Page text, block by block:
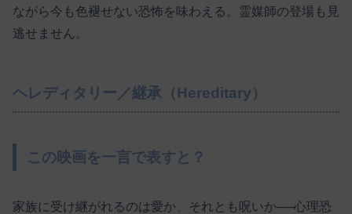
ながら今も色褪せない恐怖を味わえる。霊媒師の登場も見
逃せません。
ヘレディタリー／継承（Hereditary）
この映画を一言で表すと？
家族に受け継がれるのは愛か、それとも呪いか──心理恐